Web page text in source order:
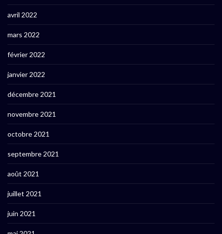
avril 2022
mars 2022
février 2022
janvier 2022
décembre 2021
novembre 2021
octobre 2021
septembre 2021
août 2021
juillet 2021
juin 2021